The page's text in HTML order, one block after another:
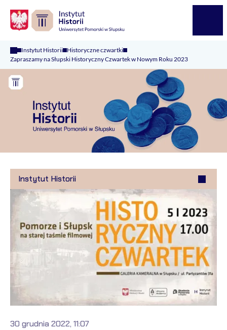
Instytut Historii Historyczne czwartki
Zapraszamy na Słupski Historyczny Czwartek w Nowym Roku 2023
Instytut Historii
30 grudnia 2022, 11:07